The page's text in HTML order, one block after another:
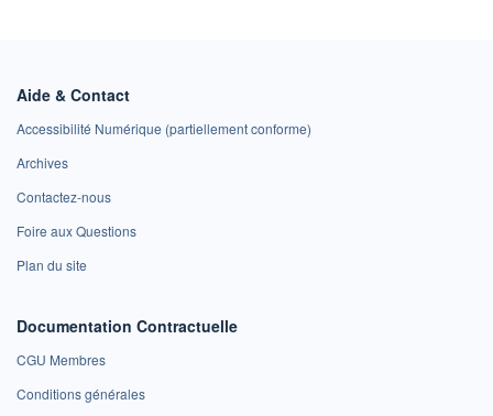
Aide & Contact
Accessibilité Numérique (partiellement conforme)
Archives
Contactez-nous
Foire aux Questions
Plan du site
Documentation Contractuelle
CGU Membres
Conditions générales